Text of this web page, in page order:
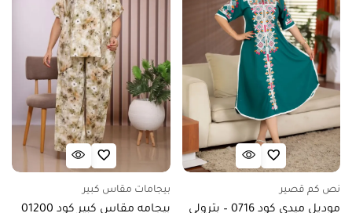
نص كم قصير
موديل ميدي كود 0716 – بترولي
بيجامات مقاس كبير
بيجامه مقاس كبير كود 01200